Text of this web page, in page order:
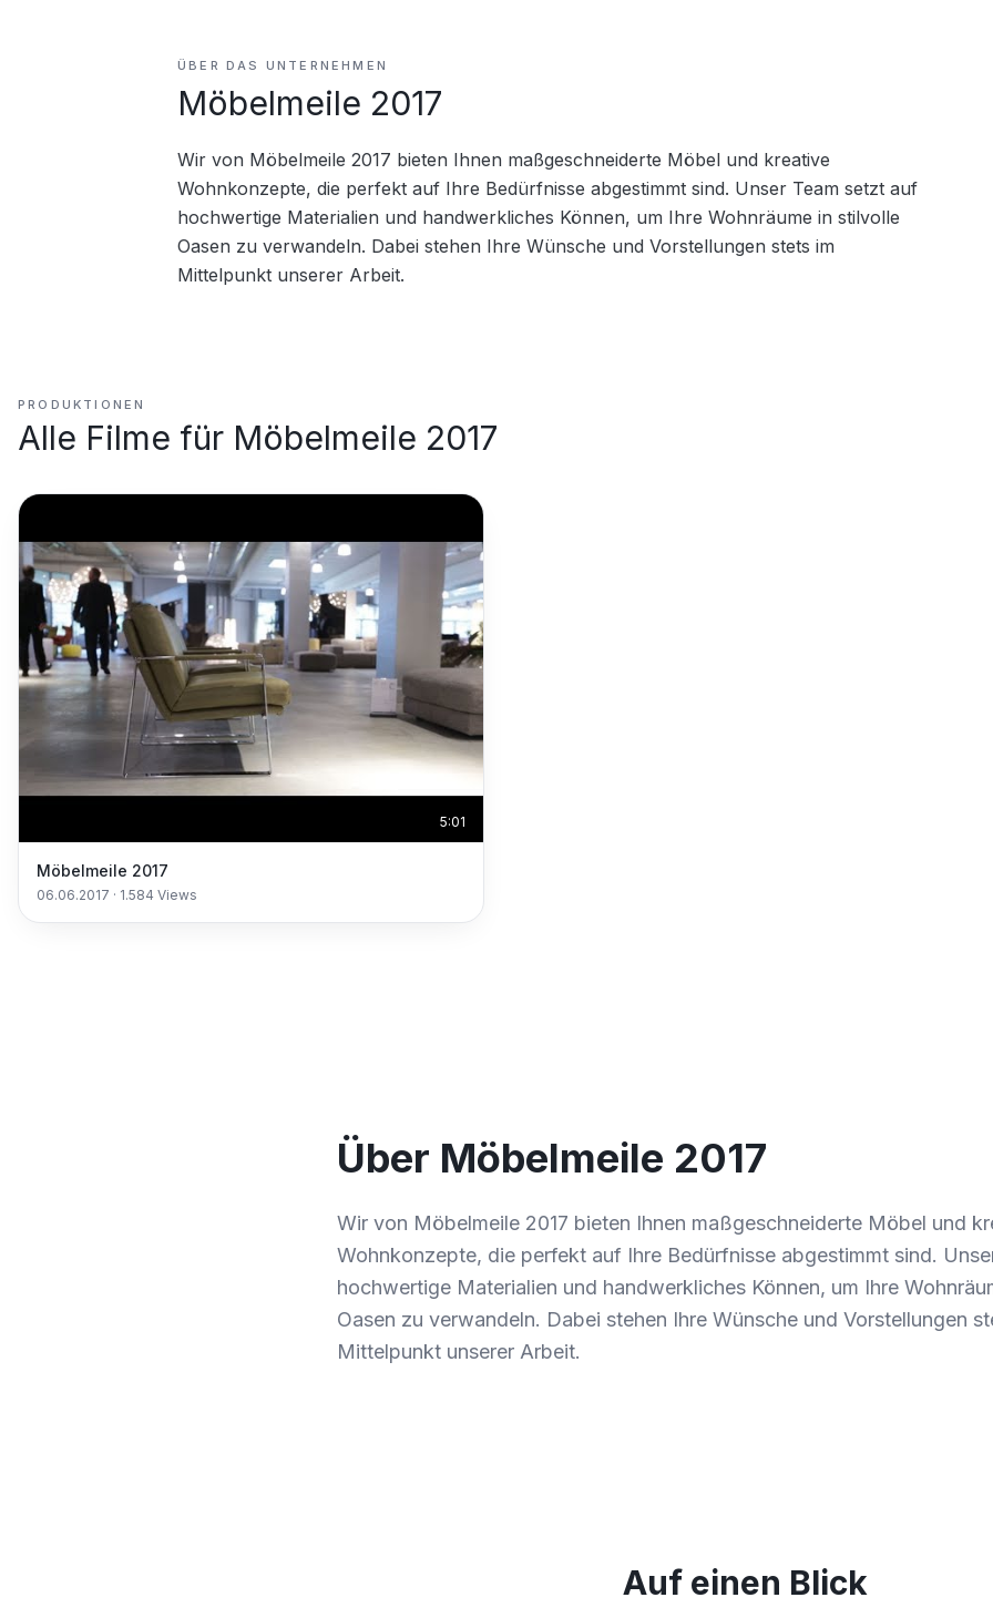
ÜBER DAS UNTERNEHMEN
Möbelmeile 2017
Wir von Möbelmeile 2017 bieten Ihnen maßgeschneiderte Möbel und kreative
Wohnkonzepte, die perfekt auf Ihre Bedürfnisse abgestimmt sind. Unser Team setzt auf
hochwertige Materialien und handwerkliches Können, um Ihre Wohnräume in stilvolle
Oasen zu verwandeln. Dabei stehen Ihre Wünsche und Vorstellungen stets im
Mittelpunkt unserer Arbeit.
PRODUKTIONEN
Alle Filme für Möbelmeile 2017
5:01
Möbelmeile 2017
06.06.2017 · 1.584 Views
Über Möbelmeile 2017
Wir von Möbelmeile 2017 bieten Ihnen maßgeschneiderte Möbel und
Wohnkonzepte, die perfekt auf Ihre Bedürfnisse abgestimmt sind.
hochwertige Materialien und handwerkliches Können, um Ihre
Oasen zu verwandeln. Dabei stehen Ihre Wünsche und Vorstellungen
Mittelpunkt unserer Arbeit.
Auf einen Blick